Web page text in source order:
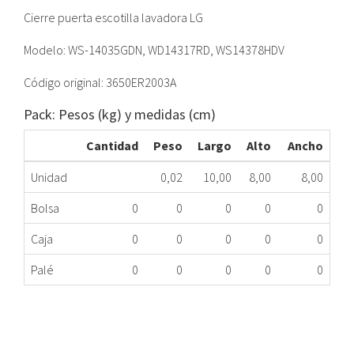
Cierre puerta escotilla lavadora LG
Modelo: WS-14035GDN, WD14317RD, WS14378HDV
Código original: 3650ER2003A
Pack: Pesos (kg) y medidas (cm)
Cantidad Peso Largo Alto
Ancho
Unidad
0,02 10,00 8,00
8,00
Bolsa
0 0 0 0
0
Caja
0 0 0 0
0
Palé
0 0 0 0 0